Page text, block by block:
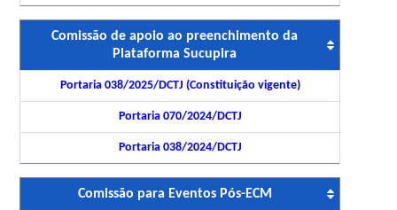
Comissão de apoio ao preenchimento da
Plataforma Sucupira
Portaria 038/2025/DCTJ (Constituição vigente)
Portaria 070/2024/DCTJ
Portaria 038/2024/DCTJ
Comissão para Eventos Pós-ECM